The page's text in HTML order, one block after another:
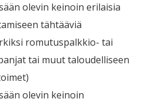
olevin keinoin erilaisia
tähtääviä
romutuspalkkio- tai
tai muut taloudelliseen
olevin keinoin